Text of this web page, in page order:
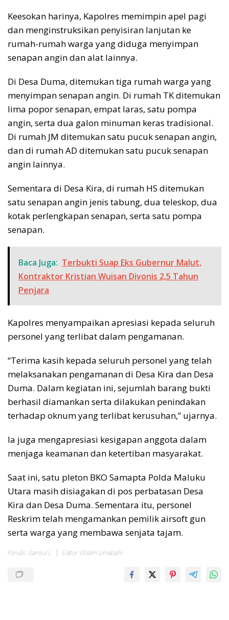
Keesokan harinya, Kapolres memimpin apel pagi
dan menginstruksikan penyisiran lanjutan ke
rumah-rumah warga yang diduga menyimpan
senapan angin dan alat lainnya.
Di Desa Duma, ditemukan tiga rumah warga yang
menyimpan senapan angin. Di rumah TK ditemukan
lima popor senapan, empat laras, satu pompa
angin, serta dua galon minuman keras tradisional.
Di rumah JM ditemukan satu pucuk senapan angin,
dan di rumah AD ditemukan satu pucuk senapan
angin lainnya.
Sementara di Desa Kira, di rumah HS ditemukan
satu senapan angin jenis tabung, dua teleskop, dua
kotak perlengkapan senapan, serta satu pompa
senapan.
Baca Juga: Terbukti Suap Eks Gubernur Malut,
Kontraktor Kristian Wuisan Divonis 2,5 Tahun
Penjara
Kapolres menyampaikan apresiasi kepada seluruh
personel yang terlibat dalam pengamanan.
“Terima kasih kepada seluruh personel yang telah
melaksanakan pengamanan di Desa Kira dan Desa
Duma. Dalam kegiatan ini, sejumlah barang bukti
berhasil diamankan serta dilakukan penindakan
terhadap oknum yang terlibat kerusuhan,” ujarnya.
Ia juga mengapresiasi kesigapan anggota dalam
menjaga keamanan dan ketertiban masyarakat.
Saat ini, satu pleton BKO Samapta Polda Maluku
Utara masih disiagakan di pos perbatasan Desa
Kira dan Desa Duma. Sementara itu, personel
Reskrim telah mengamankan pemilik airsoft gun
serta warga yang membawa senjata tajam.
Penulis: Samsul L Editor: Ghalim Umabaihi